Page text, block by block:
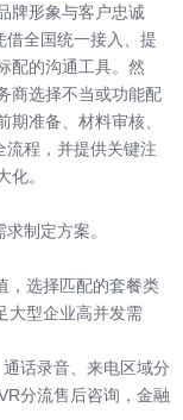
牌形象与客户忠诚
借全国统一接入、提
配的沟通工具。然
商选择不当或功能配
准备、材料审核、
程，并提供关键注
。
制定方案。
，选择匹配的套餐类
大型企业高并发需
话录音、来电区域分
分流售后咨询，金融